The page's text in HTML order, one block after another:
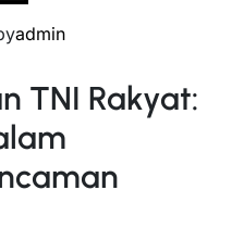
admin
TNI Rakyat: